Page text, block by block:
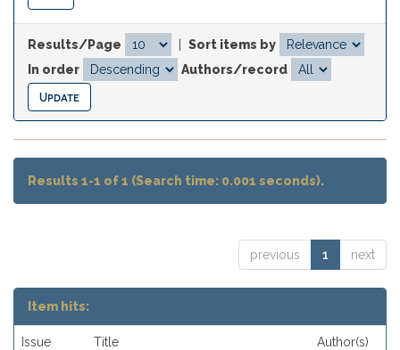
Results/Page
Sort items by
In order
Authors/record
Results 1-1 of 1 (Search time: 0.001 seconds).
previous 1 next
Item hits:
Issue
Title Author(s)